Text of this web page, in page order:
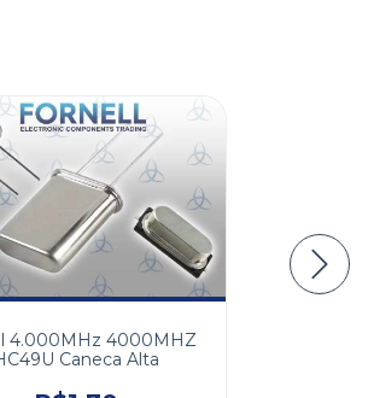
4.000MHz 4000MHZ
Caneca Alta